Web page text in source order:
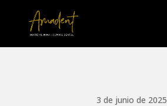
3 de junio de 2025